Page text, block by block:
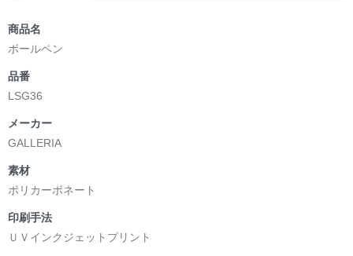
商品名
ボールペン
品番
LSG36
メーカー
GALLERIA
素材
ポリカーボネート
印刷手法
ＵＶインクジェットプリント